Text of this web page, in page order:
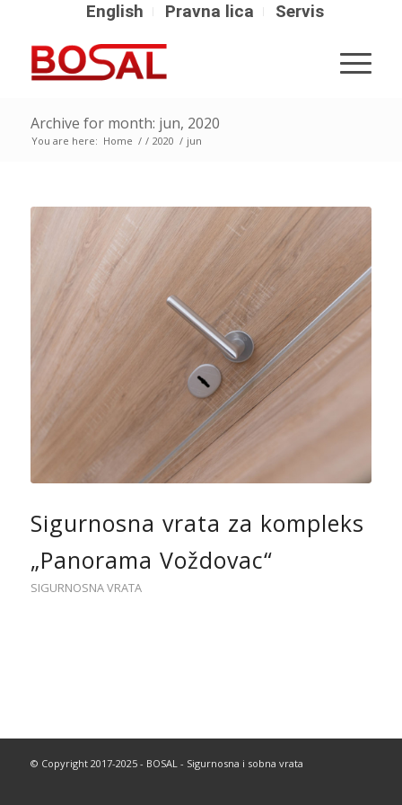
English Pravna lica Servis
Archive for month: jun, 2020
You are here: Home / / 2020 / jun
Sigurnosna vrata za kompleks
„Panorama Voždovac“
SIGURNOSNA VRATA
© Copyright 2017-2025 - BOSAL - Sigurnosna i sobna vrata